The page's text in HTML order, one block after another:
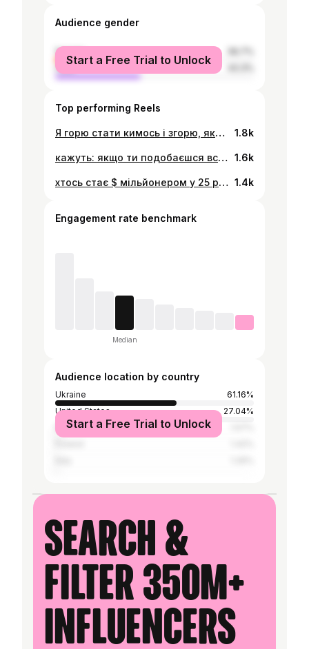
Audience gender
female
male
Start a Free Trial to Unlock
Top performing Reels
Я горю стати кимось і згорю, якщо не стану 1.8k
кажуть: якщо ти подобаєшся всім, значить точно щось робиш не так. так ок, можете привітати - я напевно нарешті почав робити все правильно :))) кількість хейтерський коментарів у тікток збільшилась у 2 рази, про мене почали знімати відео «викриття» і казати, що я живу успішним успіхом. у цей момент згадується фраза: “ненавидіти цього персонажа в інтернеті чи любити? - просто дивіться, цього достатньо” йдемо далі :) 1.6k
хтось стає $ мільйонером у 25 років, але помирає у 50 років, проживши нещасливе життя. а хтось стає СЕО у 50, але живе найщасливіше життя та помирає у 90. хтось завершує навчання у 20 років, розуміючи, що це не його. а хтось здобуває першу освіту у 35, розуміючи, що це мрія всього життя. хтось завершує свій кар’єрний шлях у 45, хтось його розпочинає у 70. хтось знаходить любов у 16, а хтось у 46, але вони обоє її знайшли. кожен у цьому світі живе у своїй часовій зоні. люди поруч з тобою можуть здаватися «позаду» або «попереду». але кожен з них змагається тільки із собою та у власній гонці. ти не запізнюєшся, ти не зашвидко. не дай соціальним мережам розмити твоє увлення про життя. ціль: бути кращим ніж я був вчора, а не бути кращим ніж мій друг / сусід / той чувак з інсти всьому свій час, довіряй процесу та живи своє найкраще життя. 1.4k
Engagement rate benchmark
Median
Audience location by country
Ukraine
61.16%
United States
27.04%
Russia
Start a Free Trial to Unlock
Search &
filter 350M+
influencers